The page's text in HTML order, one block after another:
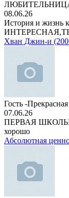
08.06.26
История и жизнь
Хван Джин-и
Гость -
07.06.26
ПЕРВАЯ
хорошо
Абсолютная